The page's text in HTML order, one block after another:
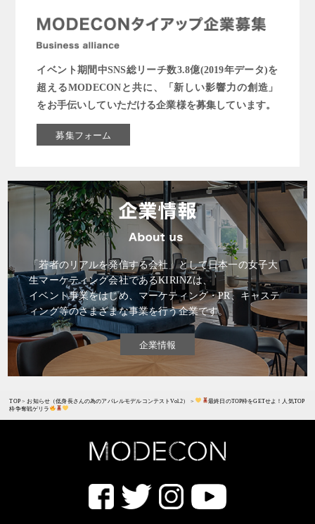
イベント期間中SNS総リーチ数3.8億(2019年データ)を
超えるMODECONと共に、「新しい影響力の創造」
をお手伝いしていただける企業様を募集しています。
募集フォーム
「若者のリアルを発信する会社」として日本一の女子大
生マーケティング会社であるKIRINZは、
イベント事業をはじめ、マーケティング・PR、キャステ
ィング等のさまざまな事業を行う企業です。
企業情報
TOP> お知らせ（低身長さんの為のアパレルモデルコンテストVol.2） >
最終日のTOP枠をGETせよ！人気TOP
枠争奪戦ゲリラ